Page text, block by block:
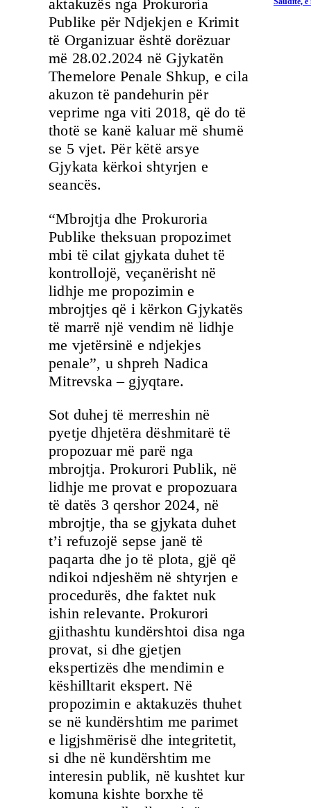
aktakuzës nga Prokuroria
Publike për Ndjekjen e Krimit
të Organizuar është dorëzuar
më 28.02.2024 në Gjykatën
Themelore Penale Shkup, e cila
akuzon të pandehurin për
veprime nga viti 2018, që do të
thotë se kanë kaluar më shumë
se 5 vjet. Për këtë arsye
Gjykata kërkoi shtyrjen e
seancës.
“Mbrojtja dhe Prokuroria
Publike theksuan propozimet
mbi të cilat gjykata duhet të
kontrollojë, veçanërisht në
lidhje me propozimin e
mbrojtjes që i kërkon Gjykatës
të marrë një vendim në lidhje
me vjetërsinë e ndjekjes
penale”, u shpreh Nadica
Mitrevska – gjyqtare.
Sot duhej të merreshin në
pyetje dhjetëra dëshmitarë të
propozuar më parë nga
mbrojtja. Prokurori Publik, në
lidhje me provat e propozuara
të datës 3 qershor 2024, në
mbrojtje, tha se gjykata duhet
t’i refuzojë sepse janë të
paqarta dhe jo të plota, gjë që
ndikoi ndjeshëm në shtyrjen e
procedurës, dhe faktet nuk
ishin relevante. Prokurori
gjithashtu kundërshtoi disa nga
provat, si dhe gjetjen
ekspertizës dhe mendimin e
këshilltarit ekspert. Në
propozimin e aktakuzës thuhet
se në kundërshtim me parimet
e ligjshmërisë dhe integritetit,
si dhe në kundërshtim me
interesin publik, në kushtet kur
komuna kishte borxhe të